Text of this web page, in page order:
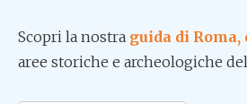
Scopri la nostra guida di
aree storiche e archeologiche